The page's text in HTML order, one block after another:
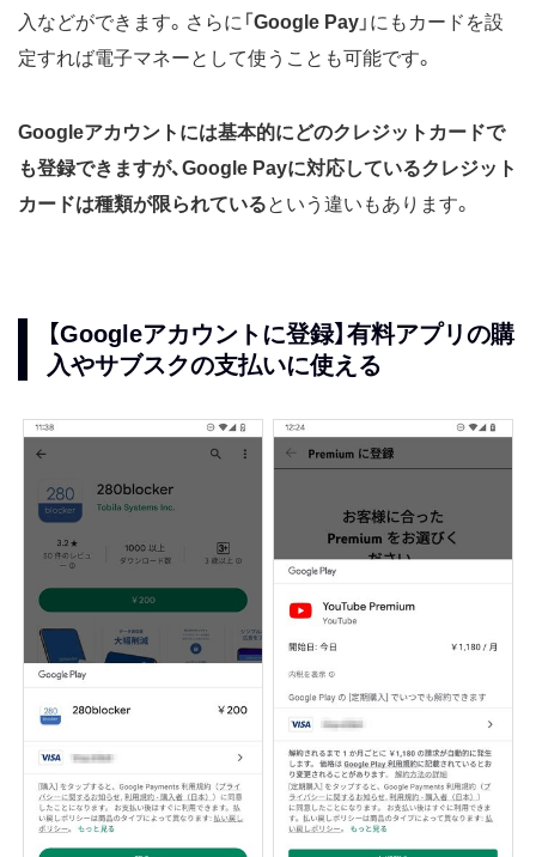
入などができます。さらに「 Google Pay 」にもカードを設
定すれば電子マネーとして使うことも可能です。
Googleアカウントには基本的にどのクレジットカードで
も登録できますが、Google Payに対応しているクレジット
カードは種類が限られているという違いもあります。
【Googleアカウントに登録】有料アプリの購
入やサブスクの支払いに使える